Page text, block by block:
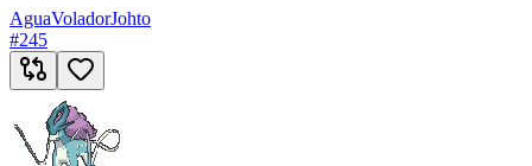
AguaVoladorJohto
#245